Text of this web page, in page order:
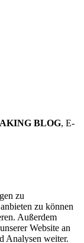
BLOG, E-
zu
zu können
Außerdem
Website an
Analysen weiter.